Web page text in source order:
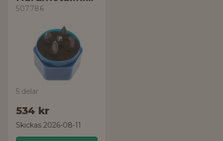
507786
5 delar
534 kr
Skickas 2026-08-11